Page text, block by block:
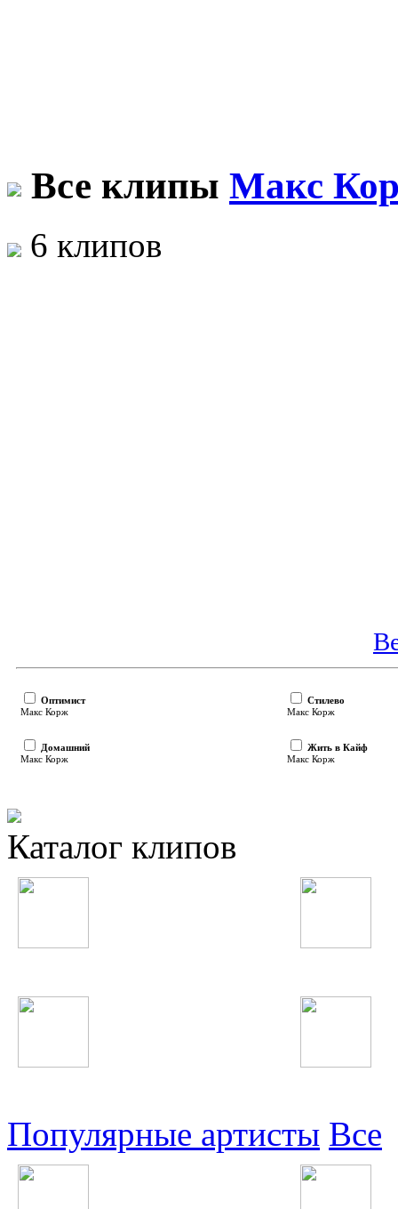
Все клипы Макс
6 клипов
Оптимист
Макс Корж
Стилево
Макс Корж
Домашний
Макс Корж
Жить в Кайф
Макс Корж
Каталог клипов
Популярные артисты Все